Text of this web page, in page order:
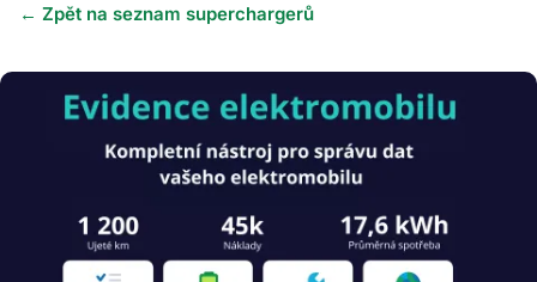
← Zpět na seznam superchargerů
Obrázek